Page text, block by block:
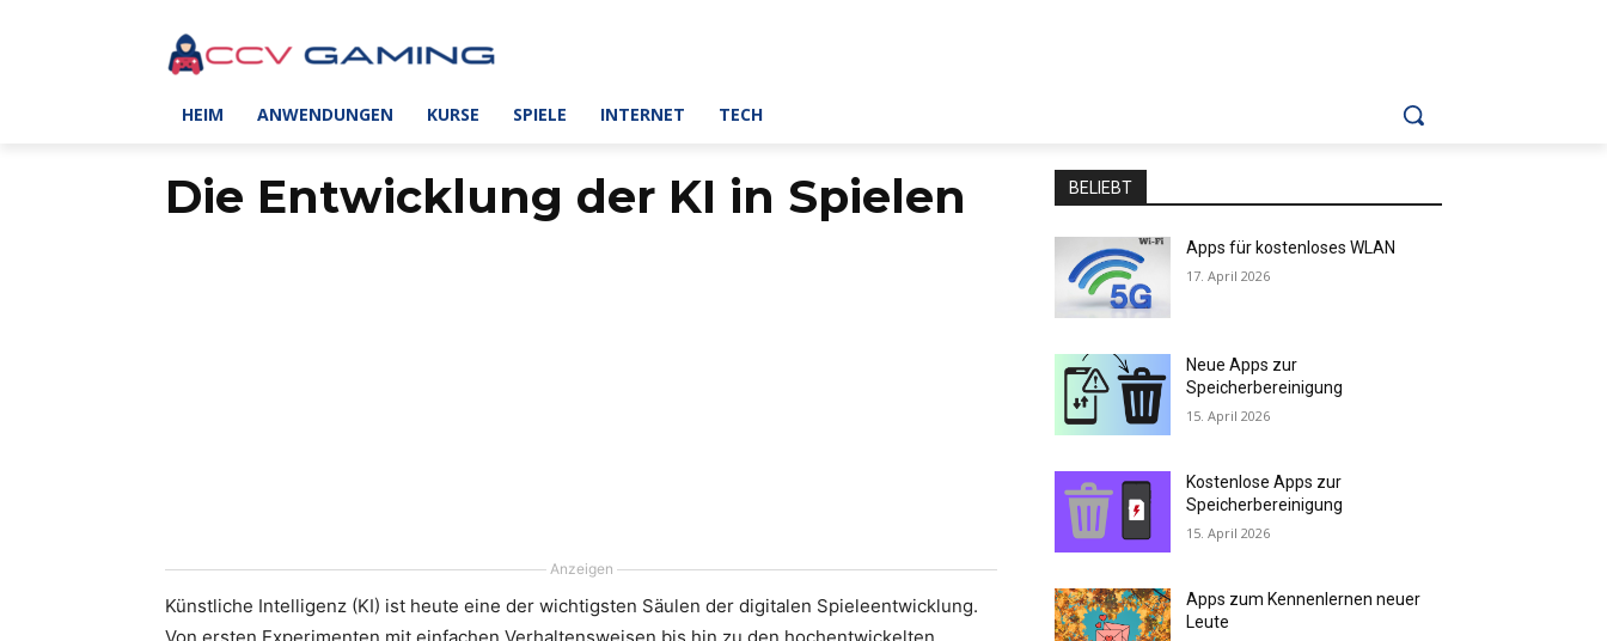
HEIM ANWENDUNGEN KURSE SPIELE INTERNET TECH
Die Entwicklung der KI in Spielen
Anzeigen
Künstliche Intelligenz (KI) ist heute eine der wichtigsten Säulen der digitalen Spieleentwicklung.
BELIEBT
Apps für kostenloses WLAN
17. April 2026
Neue Apps zur
Speicherbereinigung
15. April 2026
Kostenlose Apps zur
Speicherbereinigung
15. April 2026
Apps zum Kennenlernen neuer
Leute